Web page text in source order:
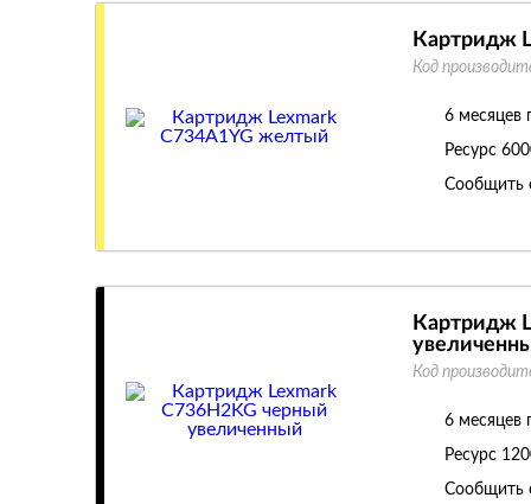
Картридж
Код
6 месяцев
Ресурс
Сообщить
Картридж
Код
6 месяцев
Ресурс
Сообщить